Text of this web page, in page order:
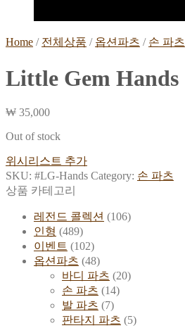
Home / 전체상품 / 옵션파츠 / 손 파츠
Little Gem Hands
₩ 35,000
Out of stock
위시리스트 추가
SKU: #LG-Hands Category: 손 파츠
상품 카테고리
레전드 콜렉션 (106)
인형 (489)
이벤트 (102)
옵션파츠 (48)
바디 파츠 (20)
손 파츠 (14)
발 파츠 (7)
판타지 파츠 (5)